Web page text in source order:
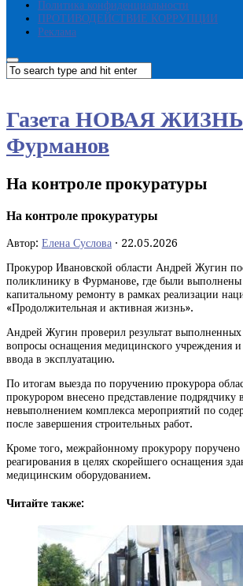
Политика конфиденциальности
ПРОТИВОДЕЙСТВИЕ КОРРУПЦИИ
Реклама
Газета НОВАЯ ЖИЗНЬ
Фурманов
На контроле прокуратуры
На контроле прокуратуры
Автор: Елена Суслова · 22.05.2026
Прокурор Ивановской области Андрей Жугин
поликлинику в Фурманове, где были
капитальному ремонту в рамках реализации
«Продолжительная и активная жизнь».
Андрей Жугин проверил результат выполненных
вопросы оснащения медицинского учреждения и
ввода в эксплуатацию.
По итогам выезда по поручению прокурора
прокурором внесено представление подрядчику
невыполнением комплекса мероприятий по
после завершения строительных работ.
Кроме того, межрайонному прокурору
реагирования в целях скорейшего оснащения
медицинским оборудованием.
Читайте также: